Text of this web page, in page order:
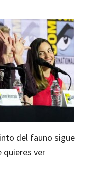
del fauno sigue
quieres ver